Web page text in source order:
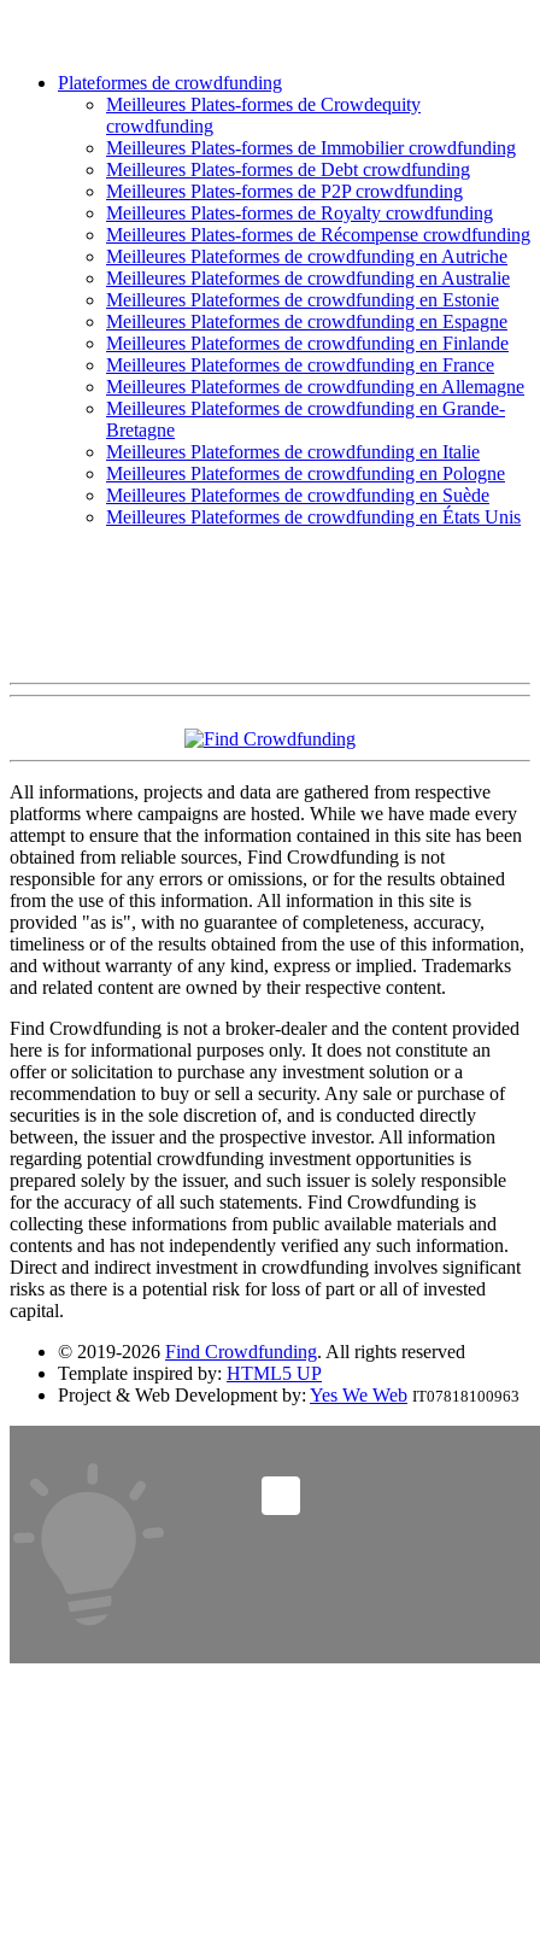
Plateformes de crowdfunding
Meilleures Plates-formes de Crowdequity
crowdfunding
Meilleures Plates-formes de Immobilier crowdfunding
Meilleures Plates-formes de Debt crowdfunding
Meilleures Plates-formes de P2P crowdfunding
Meilleures Plates-formes de Royalty crowdfunding
Meilleures Plates-formes de Récompense crowdfunding
Meilleures Plateformes de crowdfunding en Autriche
Meilleures Plateformes de crowdfunding en Australie
Meilleures Plateformes de crowdfunding en Estonie
Meilleures Plateformes de crowdfunding en Espagne
Meilleures Plateformes de crowdfunding en Finlande
Meilleures Plateformes de crowdfunding en France
Meilleures Plateformes de crowdfunding en Allemagne
Meilleures Plateformes de crowdfunding en Grande-
Bretagne
Meilleures Plateformes de crowdfunding en Italie
Meilleures Plateformes de crowdfunding en Pologne
Meilleures Plateformes de crowdfunding en Suède
Meilleures Plateformes de crowdfunding en États Unis
All informations, projects and data are gathered from respective
platforms where campaigns are hosted. While we have made every
attempt to ensure that the information contained in this site has been
obtained from reliable sources, Find Crowdfunding is not
responsible for any errors or omissions, or for the results obtained
from the use of this information. All information in this site is
provided "as is", with no guarantee of completeness, accuracy,
timeliness or of the results obtained from the use of this information,
and without warranty of any kind, express or implied. Trademarks
and related content are owned by their respective content.
Find Crowdfunding is not a broker-dealer and the content provided
here is for informational purposes only. It does not constitute an
offer or solicitation to purchase any investment solution or a
recommendation to buy or sell a security. Any sale or purchase of
securities is in the sole discretion of, and is conducted directly
between, the issuer and the prospective investor. All information
regarding potential crowdfunding investment opportunities is
prepared solely by the issuer, and such issuer is solely responsible
for the accuracy of all such statements. Find Crowdfunding is
collecting these informations from public available materials and
contents and has not independently verified any such information.
Direct and indirect investment in crowdfunding involves significant
risks as there is a potential risk for loss of part or all of invested
capital.
© 2019-2026 Find Crowdfunding. All rights reserved
Template inspired by: HTML5 UP
Project & Web Development by: Yes We Web IT07818100963